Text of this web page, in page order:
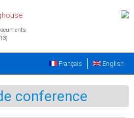
English
Français
conference